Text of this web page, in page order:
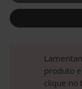
produto
clique no